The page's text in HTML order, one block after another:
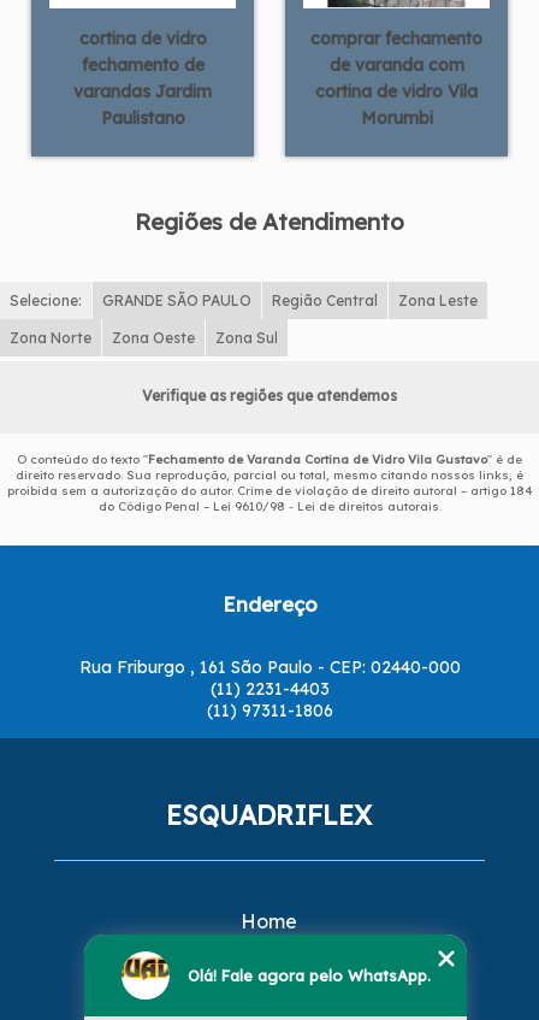
cortina de vidro
fechamento de
varandas Jardim
Paulistano
comprar fechamento
de varanda com
cortina de vidro Vila
Morumbi
Regiões de Atendimento
Selecione: GRANDE SÃO PAULO Região Central Zona Leste
Zona Norte Zona Oeste Zona Sul
Verifique as regiões que atendemos
O conteúdo do texto "Fechamento de Varanda Cortina de Vidro Vila Gustavo" é de
direito reservado. Sua reprodução, parcial ou total, mesmo citando nossos links, é
proibida sem a autorização do autor. Crime de violação de direito autoral – artigo 184
do Código Penal – Lei 9610/98 - Lei de direitos autorais.
Endereço
Rua Friburgo , 161 São Paulo - CEP: 02440-000
(11) 2231-4403
(11) 97311-1806
ESQUADRIFLEX
Home
Missão
Serviços
Olá! Fale agora pelo WhatsApp.